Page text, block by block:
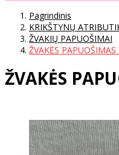
Pagrindinis
KRIKŠTYNŲ
ŽVAKIŲ PAPUOŠIMAI
ŽVAKĖS
ŽVAKĖS